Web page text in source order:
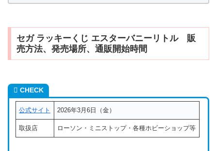
セガ ラッキーくじ エスターバニーリトル 販
売方法、発売場所、通販開始時間
CHECK
公式サイト 2026年3月6日（金）
取扱店 ローソン・ミニストップ・各種ホビーショップ等